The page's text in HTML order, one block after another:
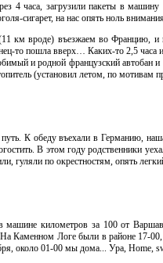
4 часа, загрузили пакеты в
сигарет, на нас опять ноль
км вроде) въезжаем во Францию, и
то пошла вверх… Каких-то 2,5
и родной французский автобан и
(установил летом, по мотивам
К обеду въехали в Германию,
В этом году родственники
гуляли по окрестностям, опять
километров за 100 от
Каменном Логе были в районе 17-
около 01-00 мы дома... Ура, Home,